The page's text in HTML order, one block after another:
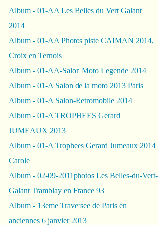
Album - 01-AA Les Belles du Vert Galant
2014
Album - 01-AA Photos piste CAIMAN 2014,
Croix en Ternois
Album - 01-AA-Salon Moto Legende 2014
Album - 01-A Salon de la moto 2013 Paris
Album - 01-A Salon-Retromobile 2014
Album - 01-A TROPHEES Gerard
JUMEAUX 2013
Album - 01-A Trophees Gerard Jumeaux 2014
Carole
Album - 02-09-2011photos Les Belles-du-Vert-
Galant Tramblay en France 93
Album - 13eme Traversee de Paris en
anciennes 6 janvier 2013